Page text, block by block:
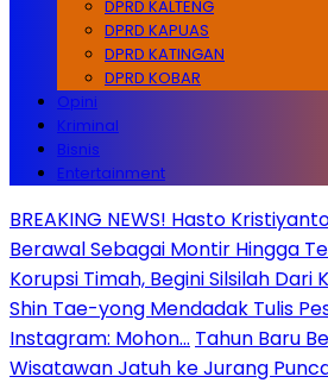
DPRD KALTENG
DPRD KAPUAS
DPRD KATINGAN
DPRD KOBAR
Opini
Kriminal
Bisnis
Entertainment
BREAKING NEWS! Hasto
Berawal Sebagai Montir Hingga
Korupsi Timah, Begini Silsilah Dari
Shin Tae-yong Mendadak Tulis
Instagram: Mohon… Tahun Baru
Wisatawan Jatuh ke Jurang